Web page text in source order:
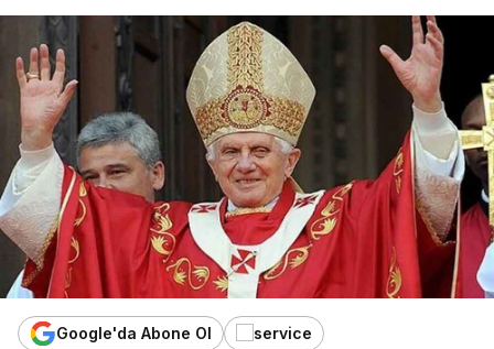
Google'da Abone Ol